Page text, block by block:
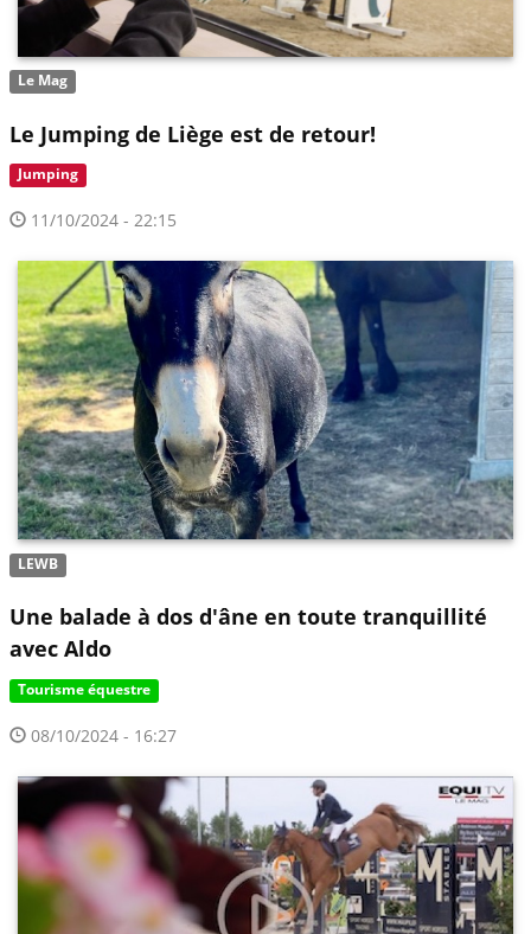
Le Mag
Le Jumping de Liège est de retour!
Jumping
11/10/2024 - 22:15
LEWB
Une balade à dos d'âne en toute tranquillité
avec Aldo
Tourisme équestre
08/10/2024 - 16:27